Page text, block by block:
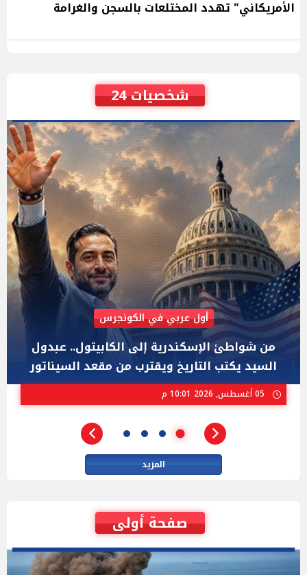
الأمريكاني" تهدد المختلعات بالسجن والغرامة
شخصيات 24
AIPAC رصدت 30 مليون دولار لإضعافه
"عبد الرحمن السيد" المصري الذى يواجه "هايلي
ستيفنز" وإيباك الاسرائيلية بإنتخابات ميشيجان
المزيد
صفحة أولى